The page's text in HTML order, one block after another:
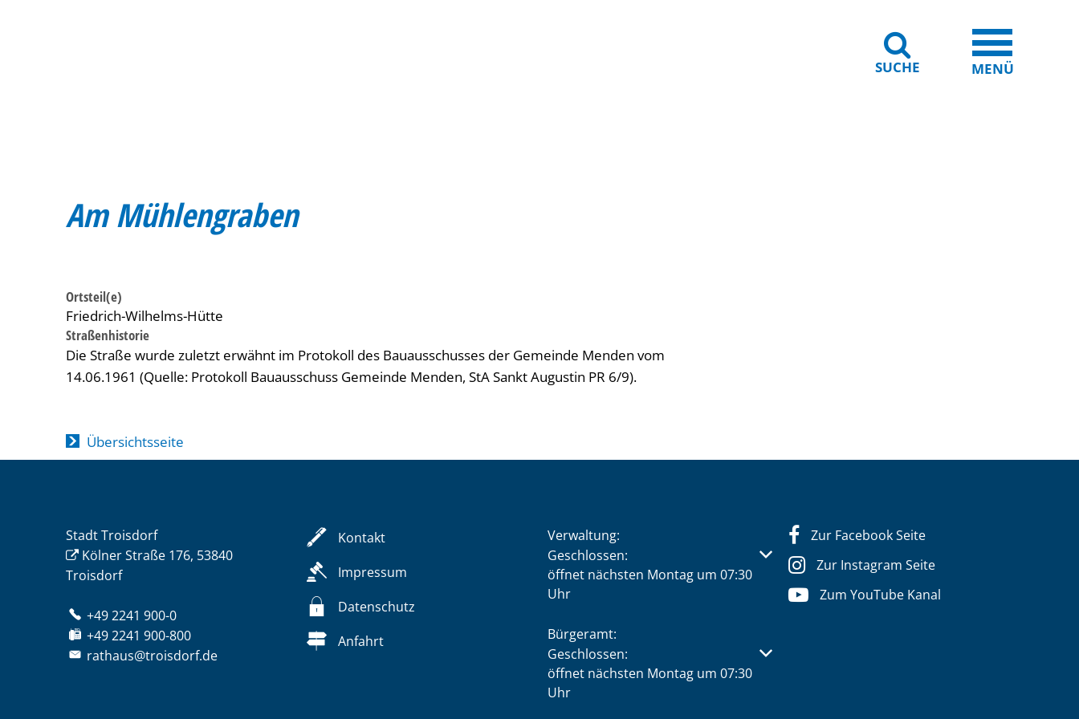
SUCHE MENÜ
Am Mühlengraben
Ortsteil(e)
Friedrich-Wilhelms-Hütte
Straßenhistorie
Die Straße wurde zuletzt erwähnt im Protokoll des Bauausschusses der Gemeinde Menden vom
14.06.1961 (Quelle: Protokoll Bauausschuss Gemeinde Menden, StA Sankt Augustin PR 6/9).
Übersichtsseite
Stadt Troisdorf
Kölner Straße 176, 53840
Troisdorf
+49 2241 900-0
+49 2241 900-800
rathaus@troisdorf.de
Kontakt
Impressum
Datenschutz
Anfahrt
Verwaltung:
Klicken, um weitere Öffnungs- oder Schließzeiten auszublenden
Geschlossen:
öffnet nächsten Montag um 07:30
Uhr
Bürgeramt:
Klicken, um weitere Öffnungs- oder Schließzeiten auszublenden
Geschlossen:
öffnet nächsten Montag um 07:30
Uhr
Zur Facebook Seite
Zur Instagram Seite
Zum YouTube Kanal